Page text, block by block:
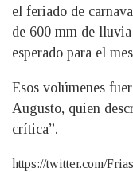
el feriado de
de 600 mm de
esperado para el
Esos volúmenes
Augusto, quien
crítica”.
https://twitter.com/